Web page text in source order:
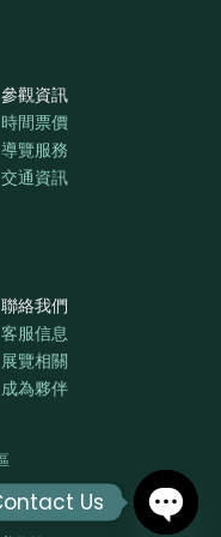
參觀資訊
時間票價
導覽服務
交通資訊
聯絡我們
客服信息
展覽相關
成為夥伴
Us